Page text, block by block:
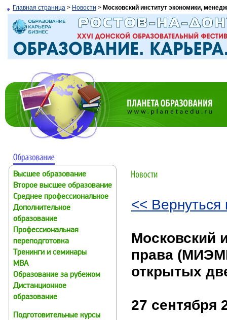
Главная страница > Новости > Московский институт экономики,
Высшее образование
Второе высшее образование
Среднее профессиональное
Дополнительное
образование
Профессиональная
переподготовка
Тренинги и семинары
MBA
Образование за рубежом
Дистанционное
образование
Подготовительные курсы
<< Вернуться
Московский
права
открытых
27 сентября